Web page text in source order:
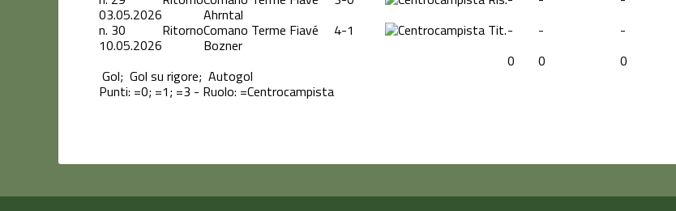
03.05.2026 Ahrntal
n. 30
10.05.2026
RitornoComano Terme Fiavé
Bozner
4-1 Tit.- -
-
0
0 0
Gol; Gol su rigore; Autogol
Punti: =0; =1; =3 - Ruolo: =Centrocampista